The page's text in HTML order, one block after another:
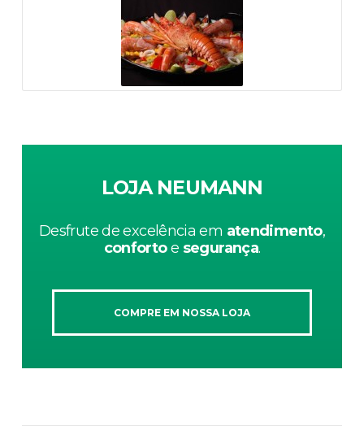
LOJA NEUMANN
Desfrute de excelência em atendimento,
confortoe segurança.
COMPRE EM NOSSA LOJA